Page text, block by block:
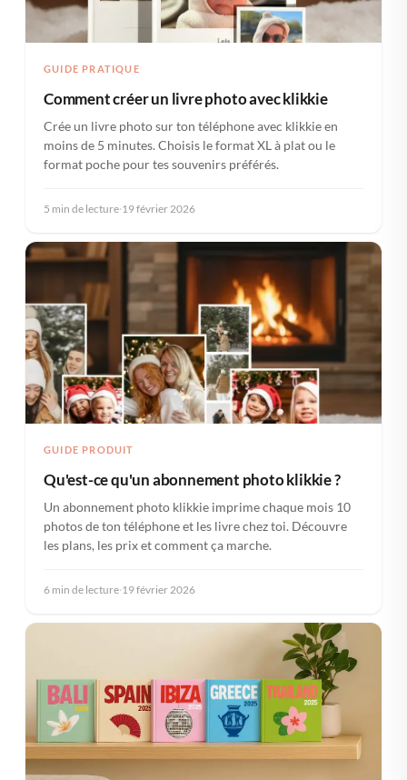
GUIDE PRATIQUE
Crée un livre photo sur ton téléphone avec klikkie en
moins de 5 minutes. Choisis le format XL à plat ou le
format poche pour tes souvenirs préférés.
5 min de lecture·19 février 2026
Comment créer un livre photo avec klikkie
GUIDE PRODUIT
Un abonnement photo klikkie imprime chaque mois 10
photos de ton téléphone et les livre chez toi. Découvre
les plans, les prix et comment ça marche.
6 min de lecture·19 février 2026
Qu'est-ce qu'un abonnement photo klikkie ?